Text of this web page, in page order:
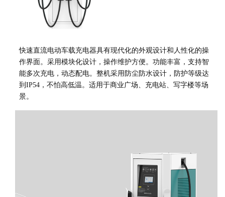
快速直流电动车载充电器具有现代化的外观设计和人性化的操
作界面。采用模块化设计，操作维护方便。功能丰富，支持智
能多次充电，动态配电。整机采用防尘防水设计，防护等级达
到IP54，不怕高低温。适用于商业广场、充电站、写字楼等场
景。